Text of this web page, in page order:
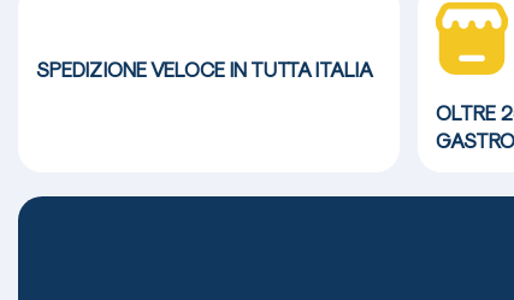
SPEDIZIONE VELOCE IN TUTTA ITALIA
OLTRE